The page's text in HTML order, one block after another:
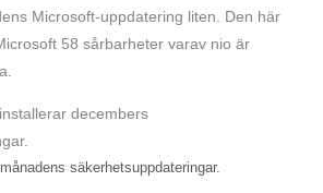
Microsoft-uppdatering liten. Den här
58 sårbarheter varav nio är
säkerhetsuppdateringar.